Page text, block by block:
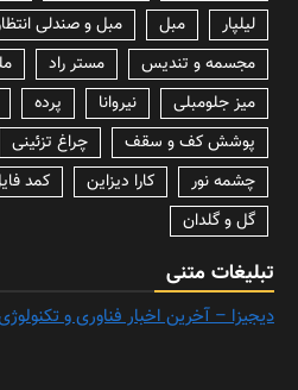
لیلپار
مبل مبل و صندلی
مجسمه و تندیس
مستر راد
میز جلومبلی
نیروانا پرده
پوشش کف و سقف
چراغ تزئینی
چشمه نور
کارا دیزاین
کمد
گل و گلدان
تبلیغات متنی
دیجیزا – آخرین اخبار فناوری و